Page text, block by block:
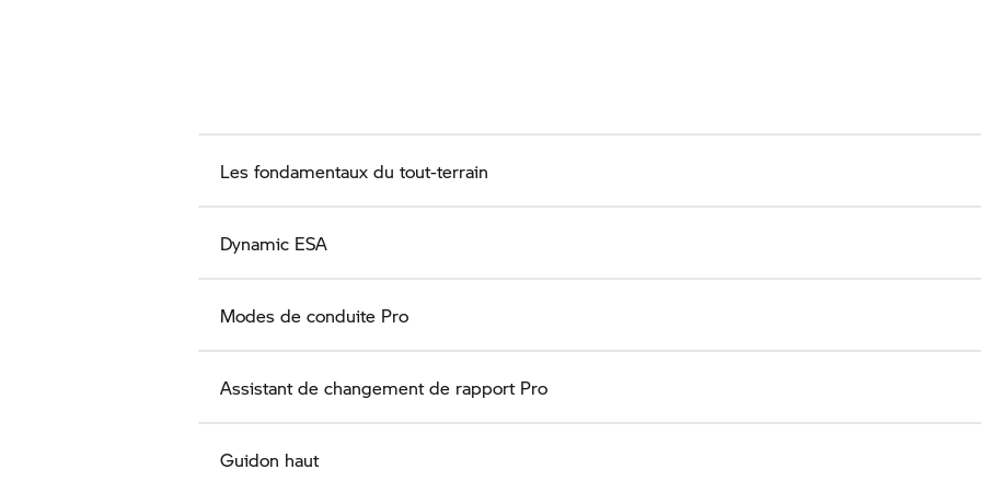
Les fondamentaux du tout-terrain
Dynamic ESA
Modes de conduite Pro
Assistant de changement de rapport Pro
Guidon haut